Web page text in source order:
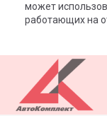
может
работающих на